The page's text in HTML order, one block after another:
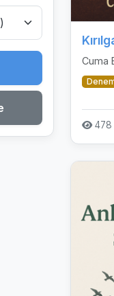
Cuma
478